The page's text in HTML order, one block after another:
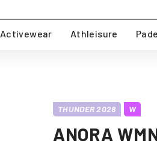
Activewear Athleisure
ANORA
THUNDER 2028 W